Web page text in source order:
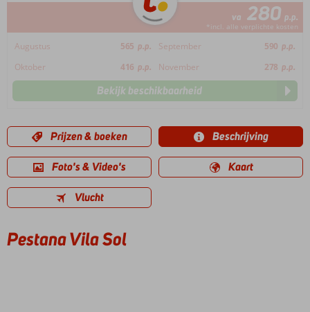
va 280 p.p.
*incl. alle verplichte kosten
Augustus 565 p.p. September 590 p.p.
Oktober
416 p.p. November 278 p.p.
Bekijk beschikbaarheid
Prijzen & boeken Beschrijving
Foto's & Video's Kaart
Vlucht
Pestana Vila Sol